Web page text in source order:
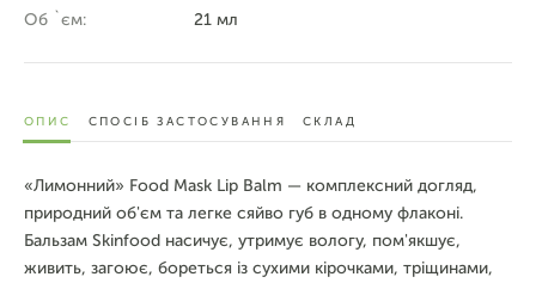
Об `єм:
21 мл
ОПИС СПОСІБ ЗАСТОСУВАННЯ СКЛАД
«Лимонний» Food Mask Lip Balm — комплексний догляд,
природний об'єм та легке сяйво губ в одному флаконі.
Бальзам Skinfood насичує, утримує вологу, пом'якшує,
живить, загоює, бореться із сухими кірочками, тріщинами,